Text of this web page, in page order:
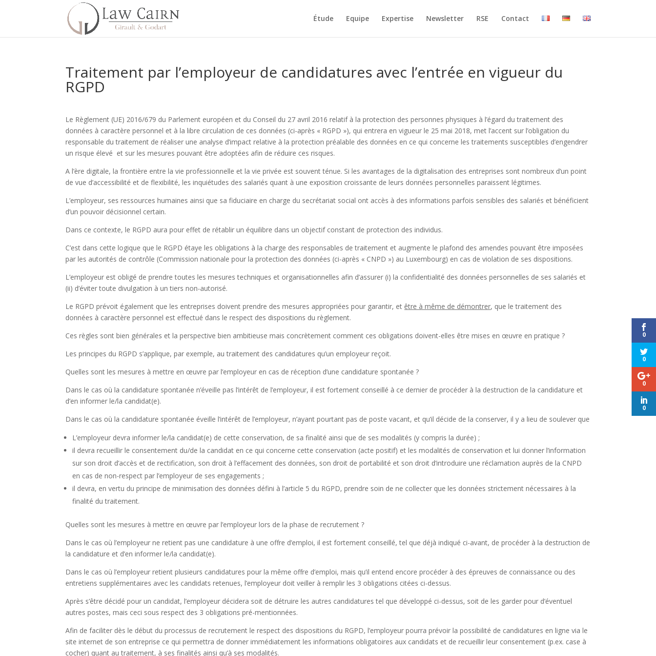
Étude Equipe Expertise Newsletter RSE Contact
Traitement par l’employeur de candidatures avec l’entrée en vigueur du
RGPD
Le Règlement (UE) 2016/679 du Parlement européen et du Conseil du 27 avril 2016 relatif à la protection des personnes physiques à l’égard du traitement des
données à caractère personnel et à la libre circulation de ces données (ci-après « RGPD »), qui entrera en vigueur le 25 mai 2018, met l’accent sur l’obligation du
responsable du traitement de réaliser une analyse d’impact relative à la protection préalable des données en ce qui concerne les traitements susceptibles d’engendrer
un risque élevé et sur les mesures pouvant être adoptées afin de réduire ces risques.
A l’ère digitale, la frontière entre la vie professionnelle et la vie privée est souvent ténue. Si les avantages de la digitalisation des entreprises sont nombreux d’un point
de vue d’accessibilité et de flexibilité, les inquiétudes des salariés quant à une exposition croissante de leurs données personnelles paraissent légitimes.
L’employeur, ses ressources humaines ainsi que sa fiduciaire en charge du secrétariat social ont accès à des informations parfois sensibles des salariés et bénéficient
d’un pouvoir décisionnel certain.
Dans ce contexte, le RGPD aura pour effet de rétablir un équilibre dans un objectif constant de protection des individus.
C’est dans cette logique que le RGPD étaye les obligations à la charge des responsables de traitement et augmente le plafond des amendes pouvant être imposées
par les autorités de contrôle (Commission nationale pour la protection des données (ci-après « CNPD ») au Luxembourg) en cas de violation de ses dispositions.
L’employeur est obligé de prendre toutes les mesures techniques et organisationnelles afin d’assurer (i) la confidentialité des données personnelles de ses salariés et
(ii) d’éviter toute divulgation à un tiers non-autorisé.
Le RGPD prévoit également que les entreprises doivent prendre des mesures appropriées pour garantir, et être à même de démontrer, que le traitement des
données à caractère personnel est effectué dans le respect des dispositions du règlement.
Ces règles sont bien générales et la perspective bien ambitieuse mais concrètement comment ces obligations doivent-elles être mises en œuvre en pratique ?
Les principes du RGPD s’applique, par exemple, au traitement des candidatures qu’un employeur reçoit.
Quelles sont les mesures à mettre en œuvre par l’employeur en cas de réception d’une candidature spontanée ?
Dans le cas où la candidature spontanée n’éveille pas l’intérêt de l’employeur, il est fortement conseillé à ce dernier de procéder à la destruction de la candidature et
d’en informer le/la candidat(e).
Dans le cas où la candidature spontanée éveille l’intérêt de l’employeur, n’ayant pourtant pas de poste vacant, et qu’il décide de la conserver, il y a lieu de soulever que
L’employeur devra informer le/la candidat(e) de cette conservation, de sa finalité ainsi que de ses modalités (y compris la durée) ;
il devra recueillir le consentement du/de la candidat en ce qui concerne cette conservation (acte positif) et les modalités de conservation et lui donner l’information
sur son droit d’accès et de rectification, son droit à l’effacement des données, son droit de portabilité et son droit d’introduire une réclamation auprès de la CNPD
en cas de non-respect par l’employeur de ses engagements ;
il devra, en vertu du principe de minimisation des données défini à l’article 5 du RGPD, prendre soin de ne collecter que les données strictement nécessaires à la
finalité du traitement.
Quelles sont les mesures à mettre en œuvre par l’employeur lors de la phase de recrutement ?
Dans le cas où l’employeur ne retient pas une candidature à une offre d’emploi, il est fortement conseillé, tel que déjà indiqué ci-avant, de procéder à la destruction de
la candidature et d’en informer le/la candidat(e).
Dans le cas où l’employeur retient plusieurs candidatures pour la même offre d’emploi, mais qu’il entend encore procéder à des épreuves de connaissance ou des
entretiens supplémentaires avec les candidats retenues, l’employeur doit veiller à remplir les 3 obligations citées ci-dessus.
Après s’être décidé pour un candidat, l’employeur décidera soit de détruire les autres candidatures tel que développé ci-dessus, soit de les garder pour d’éventuel
autres postes, mais ceci sous respect des 3 obligations pré-mentionnées.
Afin de faciliter dès le début du processus de recrutement le respect des dispositions du RGPD, l’employeur pourra prévoir la possibilité de candidatures en ligne via le
site internet de son entreprise ce qui permettra de donner immédiatement les informations obligatoires aux candidats et de recueillir leur consentement (p.ex. case à
cocher) quant au traitement, à ses finalités ainsi qu’à ses modalités.
0
0
0
0